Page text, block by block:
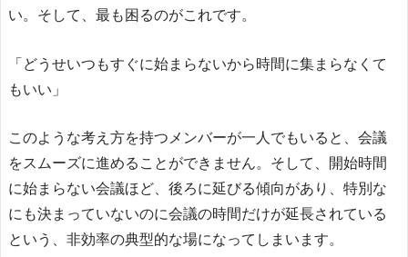
い。そして、最も困るのがこれです。
「どうせいつもすぐに始まらないから時間に集まらなくて
もいい」
このような考え方を持つメンバーが一人でもいると、会議
をスムーズに進めることができません。そして、開始時間
に始まらない会議ほど、後ろに延びる傾向があり、特別な
にも決まっていないのに会議の時間だけが延長されている
という、非効率の典型的な場になってしまいます。